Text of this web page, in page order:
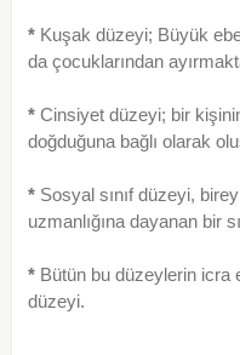
* Kuşak düzeyi; Büyük
da çocuklarından
* Cinsiyet düzeyi; bir
doğduğuna bağlı olarak
* Sosyal sınıf düzeyi,
uzmanlığına dayanan bir
* Bütün bu düzeylerin icra
düzeyi.